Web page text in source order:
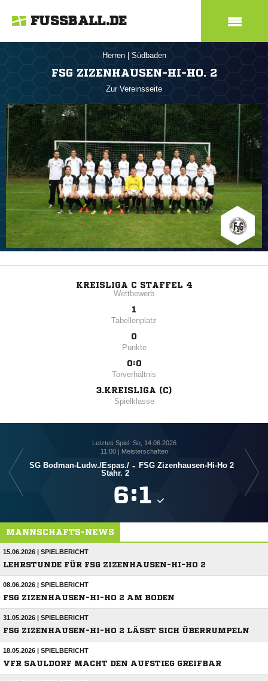
FUSSBALL.DE
Herren Südbaden
FSG ZIZENHAUSEN-HI-HO. 2
Zur Vereinsseite
KREISLIGA C STAFFEL 4
Wettbewerb
1
Tabellenplatz
0
Punkte
0:0
Torverhältnis
3.KREISLIGA (C)
Spielklasse
Letztes Spiel: So, 14.06.2026
11:00 | Meisterschaften
SG Bodman-Ludw./​Espas./​
Stahr. 2
- FSG Zizenhausen-Hi-Ho 2
:
MANNSCHAFTS-NEWS
15.06.2026 | SPIELBERICHT
LEHRSTUNDE FÜR FSG ZIZENHAUSEN-HI-HO 2
08.06.2026 | SPIELBERICHT
FSG ZIZENHAUSEN-HI-HO 2 AM BODEN
31.05.2026 | SPIELBERICHT
FSG ZIZENHAUSEN-HI-HO 2 LÄSST SICH ÜBERRUMPELN
18.05.2026 | SPIELBERICHT
VFR SAULDORF MACHT DEN AUFSTIEG GREIFBAR